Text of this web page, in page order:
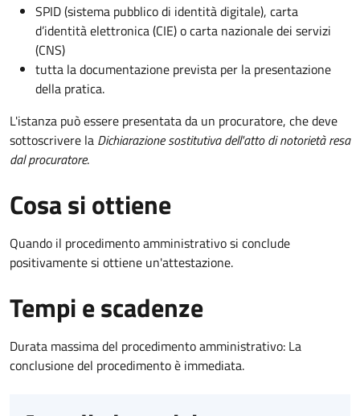
SPID (sistema pubblico di identità digitale), carta
d’identità elettronica (CIE) o carta nazionale dei servizi
(CNS)
tutta la documentazione prevista per la presentazione
della pratica.
L'istanza può essere presentata da un procuratore, che deve
sottoscrivere la Dichiarazione sostitutiva dell'atto di notorietà resa
dal procuratore.
Cosa si ottiene
Quando il procedimento amministrativo si conclude
positivamente si ottiene un'attestazione.
Tempi e scadenze
Durata massima del procedimento amministrativo: La
conclusione del procedimento è immediata.